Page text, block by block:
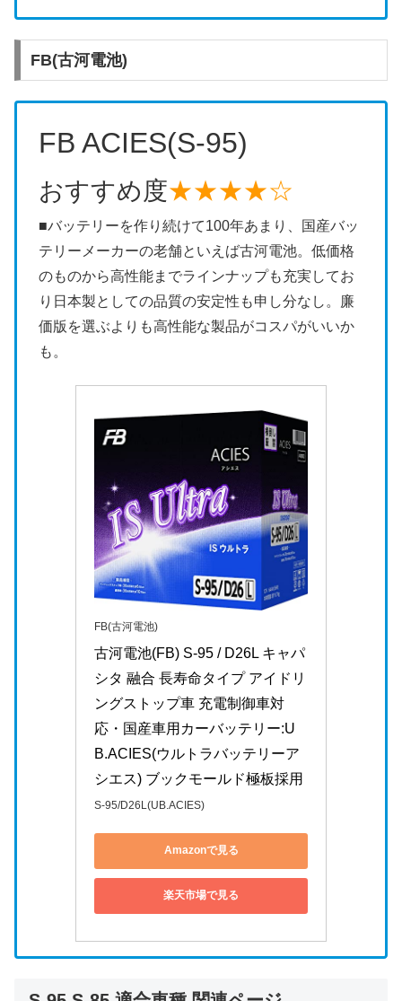
FB(古河電池)
FB ACIES(S-95)
おすすめ度★★★★☆
■バッテリーを作り続けて100年あまり、国産バッ
テリーメーカーの老舗といえば古河電池。低価格
のものから高性能までラインナップも充実してお
り日本製としての品質の安定性も申し分なし。廉
価版を選ぶよりも高性能な製品がコスパがいいか
も。
FB(古河電池)
古河電池(FB) S-95 / D26L キャパ
シタ 融合 長寿命タイプ アイドリ
ングストップ車 充電制御車対
応・国産車用カーバッテリー:U
B.ACIES(ウルトラバッテリーア
シエス) ブックモールド極板採用
S-95/D26L(UB.ACIES)
Amazonで見る
楽天市場で見る